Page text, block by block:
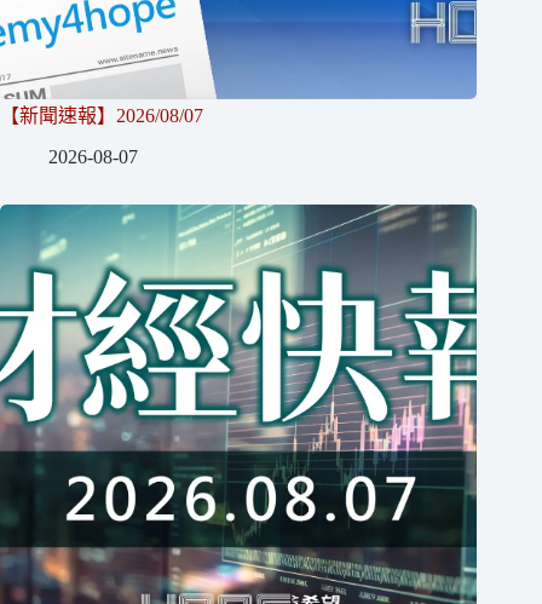
【新聞速報】2026/08/07
2026-08-07